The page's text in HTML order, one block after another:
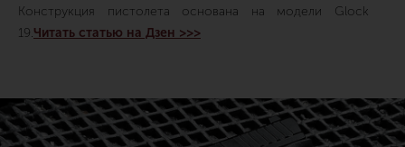
Конструкция пистолета основана на модели Glock
19.Читать статью на Дзен >>>